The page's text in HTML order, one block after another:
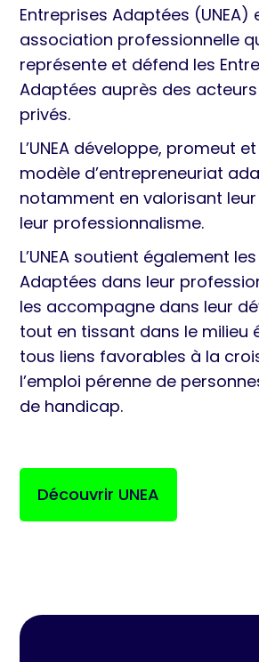
Entreprises Adaptées (UNEA)
association professionnelle
représente et défend les
Adaptées auprès des
privés.
L’UNEA développe, promeut
modèle d’entrepreneuriat
notamment en valorisant
leur professionnalisme.
L’UNEA soutient également
Adaptées dans leur
les accompagne dans leur
tout en tissant dans le milieu
tous liens favorables à la
l’emploi pérenne de
de handicap.
Découvrir UNEA